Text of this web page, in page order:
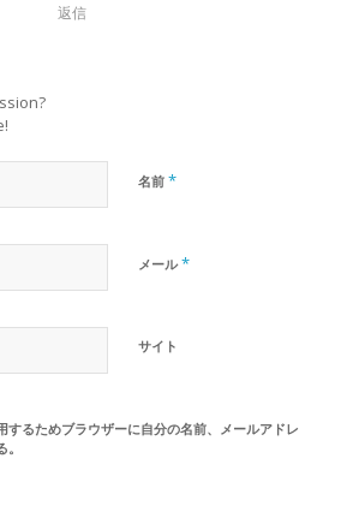
返信
名前 *
メール*
サイト
するためブラウザーに自分の名前、メールアドレ